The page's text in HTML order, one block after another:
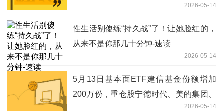
2026-05-14
性生活别傻练“持久战”了！让她脸红的，
从来不是你那几十分钟-速读
2026-05-14
5月13日基本面ETF建信基金份额增加
200万份，重仓股宁德时代、美的集团、
2026-05-14